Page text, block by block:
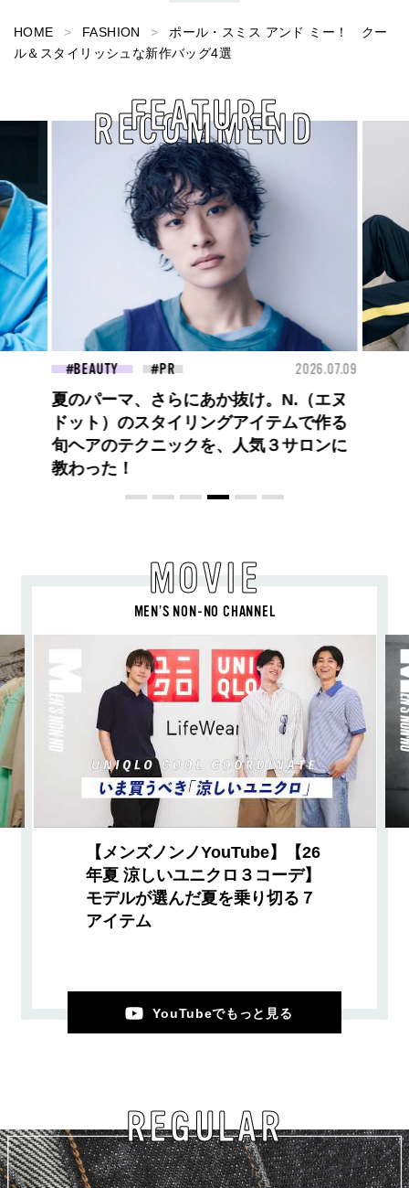
HOME FASHION
ポール・スミス アンド ミー！ クー
ル＆スタイリッシュな新作バッグ4選
RECOMMEND
FEATURE
FASHION 2026.07.09
ロエベの新しい世界へようこそ。大胆な
コントラストとレイヤードの先に。装う
喜び、明るいスピリット
MOVIE
MEN’S NON-NO CHANNEL
【メンズノンノYouTube】【26
年夏 涼しいユニクロ３コーデ】
モデルが選んだ夏を乗り切る７
アイテム
YouTubeでもっと見る
REGULAR